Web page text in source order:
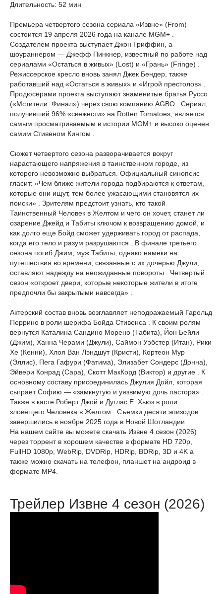
Длительность: 52 мин
Премьера четвертого сезона сериала «Извне» (From)
состоится 19 апреля 2026 года на канале MGM+ .
Создателем проекта выступает Джон Гриффин, а
шоураннером — Джефф Пинкнер, известный по работе над
сериалами «Остаться в живых» (Lost) и «Грань» (Fringe) .
Режиссерское кресло вновь занял Джек Бендер, также
работавший над «Остаться в живых» и «Игрой престолов» .
Продюсерами проекта выступают знаменитые братья Руссо
(«Мстители: Финал») через свою компанию AGBO . Сериал,
получивший 96% «свежести» на Rotten Tomatoes, является
самым просматриваемым в истории MGM+ и высоко оценен
самим Стивеном Кингом .
Сюжет четвертого сезона разворачивается вокруг
нарастающего напряжения в таинственном городе, из
которого невозможно выбраться. Официальный синопсис
гласит: «Чем ближе жители города подбираются к ответам,
которые они ищут, тем более ужасающими становятся их
поиски» . Зрителям предстоит узнать, кто такой
Таинственный Человек в Желтом и чего он хочет, станет ли
озарение Джейд и Табиты ключом к возвращению домой, и
как долго еще Бойд сможет удерживать город от распада,
когда его тело и разум разрушаются . В финале третьего
сезона погиб Джим, муж Табиты, однако намеки на
путешествия во времени, связанные с их дочерью Джули,
оставляют надежду на неожиданные повороты . Четвертый
сезон «откроет двери, которые некоторые жители в итоге
предпочли бы закрытыми навсегда» .
Актерский состав вновь возглавляет неподражаемый Гарольд
Перрино в роли шерифа Бойда Стивенса . К своим ролям
вернутся Каталина Сандино Морено (Табита), Йон Бейли
(Джим), Ханна Черами (Джули), Саймон Уэбстер (Итан), Рики
Хе (Кенни), Хлоя Ван Лэндшут (Кристи), Кортеон Мур
(Эллис), Пега Гафури (Фатима), Элизабет Сондерс (Донна),
Эйвери Конрад (Сара), Скотт МакКорд (Виктор) и другие . К
основному составу присоединилась Джулия Дойл, которая
сыграет Софию — «замкнутую и уязвимую дочь пастора» .
Также в касте Роберт Джой и Дуглас Е. Хьюз в роли
зловещего Человека в Желтом . Съемки десяти эпизодов
завершились в ноябре 2025 года в Новой Шотландии
На нашем сайте вы можете скачать Извне 4 сезон (2026)
через торрент в хорошем качестве в формате HD 720p,
FullHD 1080p, WebRip, DVDRip, HDRip, BDRip, 3D и 4K а
также можно скачать на телефон, планшет на андроид в
формате MP4.
Трейлер Извне 4 сезон (2026)